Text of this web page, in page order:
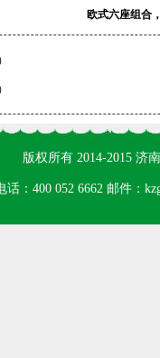
欧式六座组合
版权所有 2014-2015 济
话：400 052 6662 邮件：